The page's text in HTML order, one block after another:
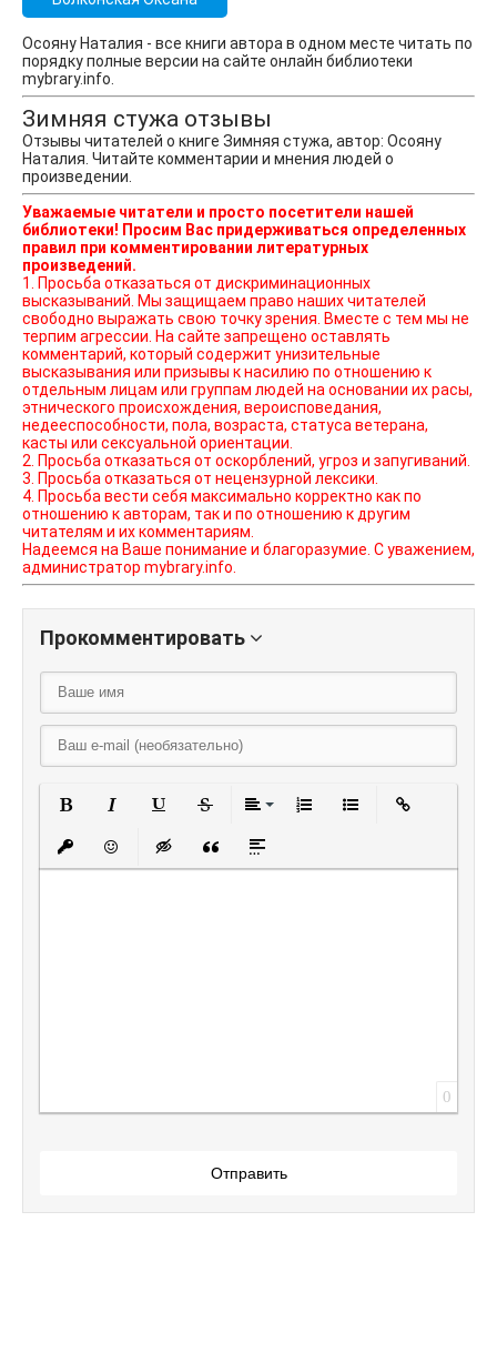
Осояну Наталия - все книги автора в одном месте читать по
порядку полные версии на сайте онлайн библиотеки
mybrary.info.
Зимняя стужа отзывы
Отзывы читателей о книге Зимняя стужа, автор: Осояну
Наталия. Читайте комментарии и мнения людей о
произведении.
Уважаемые читатели и просто посетители нашей
библиотеки! Просим Вас придерживаться определенных
правил при комментировании литературных
произведений.
1. Просьба отказаться от дискриминационных
высказываний. Мы защищаем право наших читателей
свободно выражать свою точку зрения. Вместе с тем мы не
терпим агрессии. На сайте запрещено оставлять
комментарий, который содержит унизительные
высказывания или призывы к насилию по отношению к
отдельным лицам или группам людей на основании их расы,
этнического происхождения, вероисповедания,
недееспособности, пола, возраста, статуса ветерана,
касты или сексуальной ориентации.
2. Просьба отказаться от оскорблений, угроз и запугиваний.
3. Просьба отказаться от нецензурной лексики.
4. Просьба вести себя максимально корректно как по
отношению к авторам, так и по отношению к другим
читателям и их комментариям.
Надеемся на Ваше понимание и благоразумие. С уважением,
администратор mybrary.info.
Прокомментировать
Полужирный
Курсив
Вставить защищенную ссылку
Вставить смайлик
Вставка скрытого текста
Вставка цитаты
Вставка спойлера
0
Отправить